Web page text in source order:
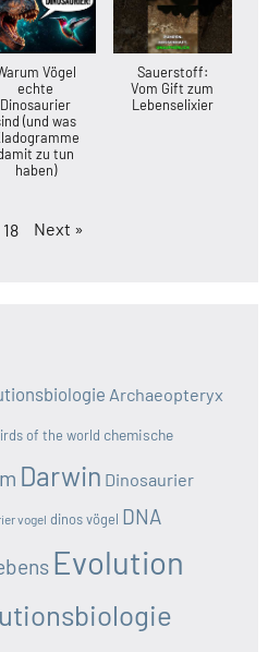
Vögel
echte
Dinosaurier
(und was
zu tun
haben)
Sauerstoff:
Vom Gift zum
Lebenselixier
18 Next »
Archaeopteryx
of the world chemische
Darwin Dinosaurier
vogel dinos vögel DNA
Evolution